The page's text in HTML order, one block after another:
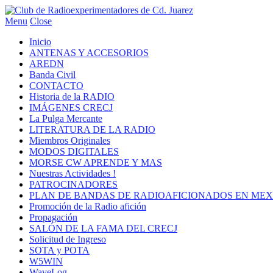
Menu Close
Inicio
ANTENAS Y ACCESORIOS
AREDN
Banda Civil
CONTACTO
Historia de la RADIO
IMÁGENES CRECJ
La Pulga Mercante
LITERATURA DE LA RADIO
Miembros Originales
MODOS DIGITALES
MORSE CW APRENDE Y MAS
Nuestras Actividades !
PATROCINADORES
PLAN DE BANDAS DE RADIOAFICIONADOS EN
Promoción de la Radio afición
Propagación
SALÓN DE LA FAMA DEL CRECJ
Solicitud de Ingreso
SOTA y POTA
W5WIN